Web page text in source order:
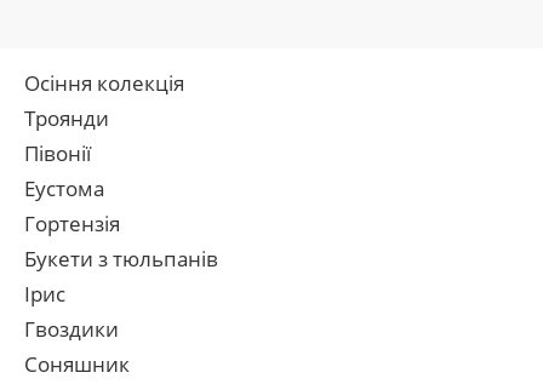
Осіння колекція
Троянди
Півонії
Еустома
Гортензія
Букети з тюльпанів
Ірис
Гвоздики
Соняшник